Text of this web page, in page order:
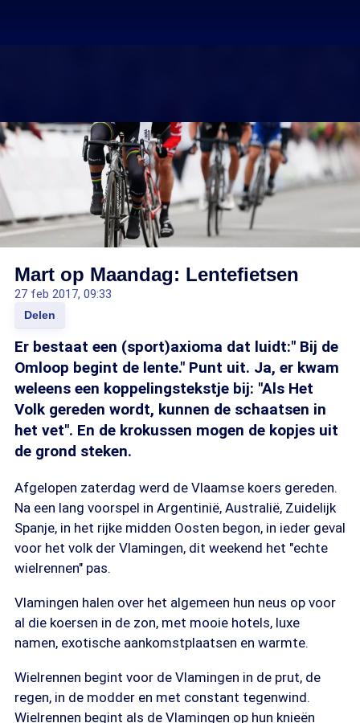
Mart op Maandag: Lentefietsen
27 feb 2017, 09:33
Delen
Er bestaat een (sport)axioma dat luidt:" Bij de
Omloop begint de lente." Punt uit. Ja, er kwam
weleens een koppelingstekstje bij: "Als Het
Volk gereden wordt, kunnen de schaatsen in
het vet". En de krokussen mogen de kopjes uit
de grond steken.
Afgelopen zaterdag werd de Vlaamse koers gereden.
Na een lang voorspel in Argentinië, Australië, Zuidelijk
Spanje, in het rijke midden Oosten begon, in ieder geval
voor het volk der Vlamingen, dit weekend het "echte
wielrennen" pas.
Vlamingen halen over het algemeen hun neus op voor
al die koersen in de zon, met mooie hotels, luxe
namen, exotische aankomstplaatsen en warmte.
Wielrennen begint voor de Vlamingen in de prut, de
regen, in de modder en met constant tegenwind.
Wielrennen begint als de Vlamingen op hun knieën